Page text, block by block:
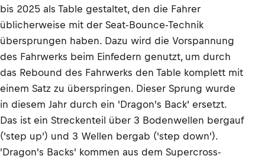
bis 2025 als Table gestaltet, den die Fahrer
üblicherweise mit der Seat-Bounce-Technik
übersprungen haben. Dazu wird die Vorspannung
des Fahrwerks beim Einfedern genutzt, um durch
das Rebound des Fahrwerks den Table komplett mit
einem Satz zu überspringen. Dieser Sprung wurde
in diesem Jahr durch ein 'Dragon's Back' ersetzt.
Das ist ein Streckenteil über 3 Bodenwellen bergauf
('step up') und 3 Wellen bergab ('step down').
'Dragon's Backs' kommen aus dem Supercross-